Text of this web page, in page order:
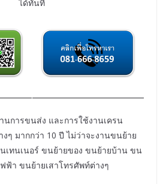
ได้ทันที
นการขนส่ง และการใช้งานเครน
ๆ มากกว่า 10 ปี ไม่ว่าจะงานขนย้าย
เทนเนอร์ ขนย้ายของ ขนย้ายบ้าน ขน
ฟ้า ขนย้ายเสาโทรศัพท์ต่างๆ